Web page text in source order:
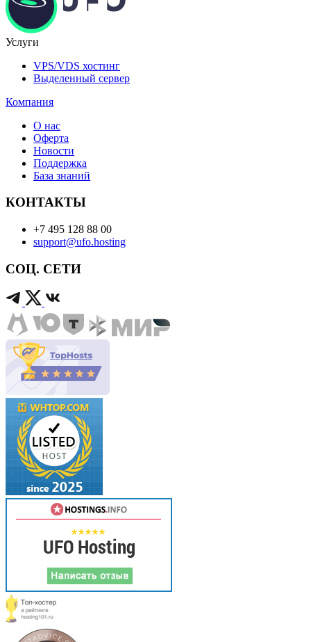
Услуги
VPS/VDS хостинг
Выделенный сервер
Компания
О нас
Оферта
Новости
Поддержка
База знаний
КОНТАКТЫ
+7 495 128 88 00
support@ufo.hosting
СОЦ. СЕТИ